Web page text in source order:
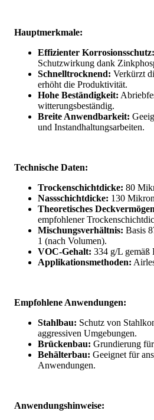
Hauptmerkmale:
Effizienter Korrosionsschutz:
Schutzwirkung dank
Schnelltrocknend: Verkürzt
erhöht die Produktivität.
Hohe Beständigkeit:
witterungsbeständig.
Breite Anwendbarkeit:
und Instandhaltungsarbeiten.
Technische Daten:
Trockenschichtdicke: 80
Nassschichtdicke: 130
Theoretisches
empfohlener
Mischungsverhältnis: Basis
1 (nach Volumen).
VOC-Gehalt: 334 g/L
Applikationsmethoden:
Empfohlene Anwendungen:
Stahlbau: Schutz von
aggressiven Umgebungen.
Brückenbau: Grundierung
Behälterbau: Geeignet für
Anwendungen.
Anwendungshinweise: